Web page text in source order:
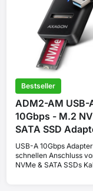
Bestseller
ADM2-AM USB-
10Gbps - M.2
SATA SSD
USB-A 10Gbps
schnellen Anschluss
NVMe & SATA SSDs